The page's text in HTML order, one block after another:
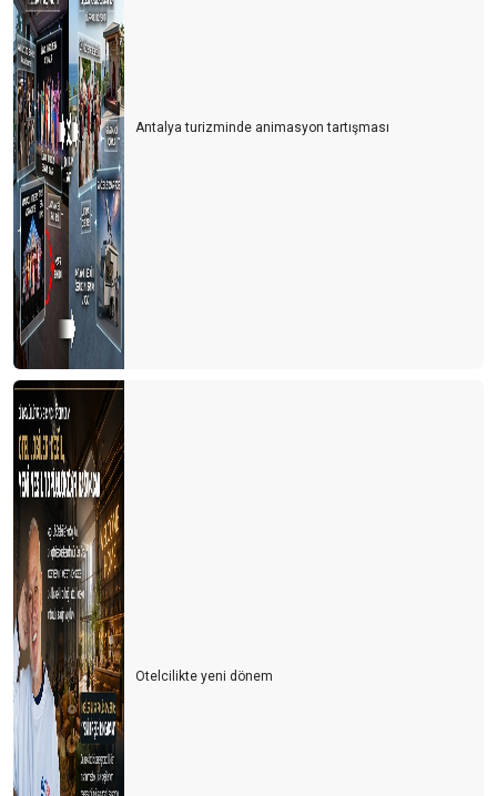
GELECEĞİN YOLUNA DÜNDEN ÇIKMALIYDIK
TÜRKİYE'DE TURİZM İLE YAŞAMAK
HEPİMİZ AYNI GEMİDEYİZ! (EMİN MİYİZ?)
YENİ NESİL TURİZM YÖNETİCİLERİ
AKLIMIZDA DELİ SORULAR ????
Konaklama sektöründen son gelişmeler
Kim haklı? Kim haksız?
Yaşam ile Ölüm arasında ki ince çizgi = TURİZM
Antalya turizminde animasyon tartışması
Otelcilikte yeni dönem